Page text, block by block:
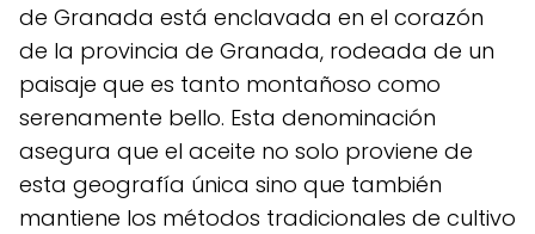
de Granada está enclavada en el corazón
de la provincia de Granada, rodeada de un
paisaje que es tanto montañoso como
serenamente bello. Esta denominación
asegura que el aceite no solo proviene de
esta geografía única sino que también
mantiene los métodos tradicionales de cultivo